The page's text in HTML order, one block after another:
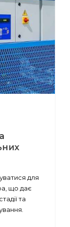
для
що дає
та